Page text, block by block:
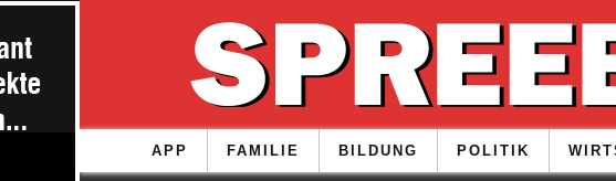
APP FAMILIE BILDUNG POLITIK